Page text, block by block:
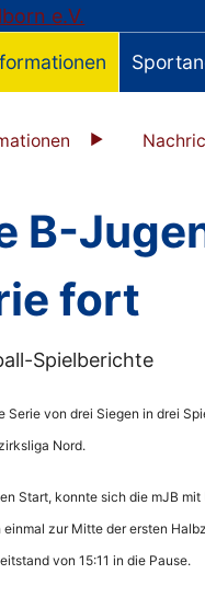
B-
fort
Spielberichte
von drei Siegen in drei
Nord.
Start, konnte sich die mJB
zur Mitte der ersten
von 15:11 in die Pause.